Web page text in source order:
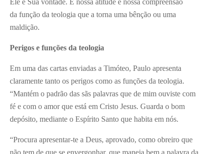
Ele e Sua vontade. É nossa atitude e nossa compreensão
da função da teologia que a torna uma bênção ou uma
maldição.
Perigos e funções da teologia
Em uma das cartas enviadas a Timóteo, Paulo apresenta
claramente tanto os perigos como as funções da teologia.
“Mantém o padrão das sãs palavras que de mim ouviste com
fé e com o amor que está em Cristo Jesus. Guarda o bom
depósito, mediante o Espírito Santo que habita em nós.
“Procura apresentar-te a Deus, aprovado, como obreiro que